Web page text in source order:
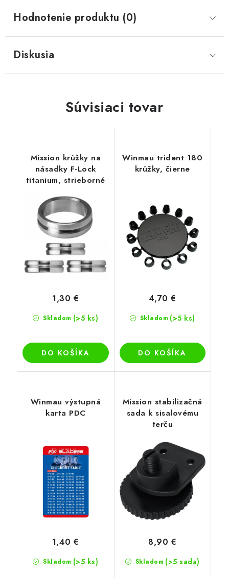
Hodnotenie produktu (0)
Diskusia
Súvisiaci tovar
Mission krúžky na
násadky F-Lock
titanium, strieborné
Skladom (>5 ks)
1,30 €
DO KOŠÍKA
Winmau trident 180
krúžky, čierne
Skladom (>5 ks)
4,70 €
DO KOŠÍKA
Winmau výstupná
karta PDC
Skladom (>5 ks)
1,40 €
Mission stabilizačná
sada k sisalovému
terču
Skladom (>5 sada)
8,90 €